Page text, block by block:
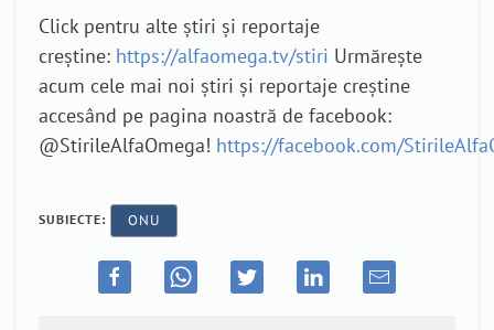
Click pentru alte știri și reportaje
creștine: https://alfaomega.tv/stiri Urmărește
acum cele mai noi știri și reportaje creștine
accesând pe pagina noastră de facebook:
@StirileAlfaOmega! https://facebook.com/
SUBIECTE: ONU